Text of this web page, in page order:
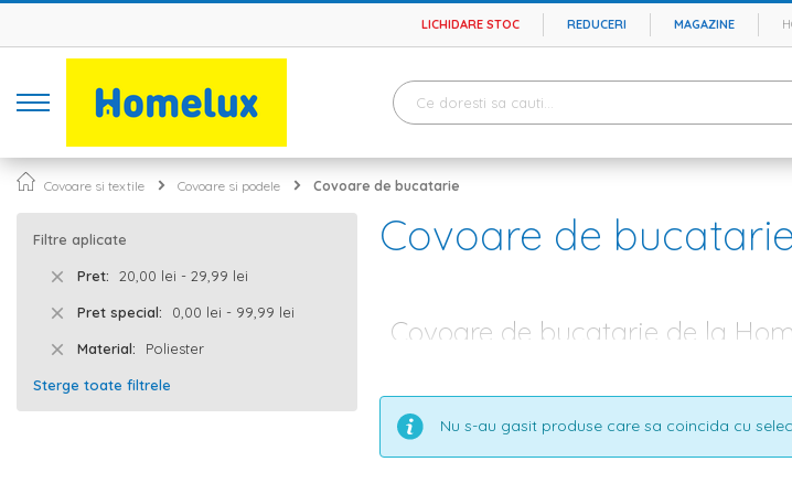
LICHIDARE STOC REDUCERI MAGAZINE
Covoare si textile Covoare si podele Covoare de bucatarie
Covoare de bucatarie
Covoare de bucatarie de la
De cele mai multe ori, amenajarea bucatariei este unul
casei, deoarece aici se aduna toata familia pentru a
mult iubesti si tu clipele petrecute alaturi de cei dragi,
bucatarie, electrocasnicele si corpurile de iluminat, este
mai confortabil si cat mai usor de intretinut.
Nu s-au gasit produse care sa coincida cu
Filtre aplicate
Pret 20,00 lei - 29,99 lei
Pret special 0,00 lei - 99,99 lei
Material Poliester
Sterge toate filtrele